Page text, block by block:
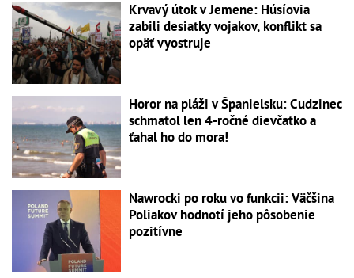
Krvavý útok v Jemene: Húsíovia
zabili desiatky vojakov, konflikt sa
opäť vyostruje
Horor na pláži v Španielsku: Cudzinec
schmatol len 4-ročné dievčatko a
ťahal ho do mora!
Nawrocki po roku vo funkcii: Väčšina
Poliakov hodnotí jeho pôsobenie
pozitívne